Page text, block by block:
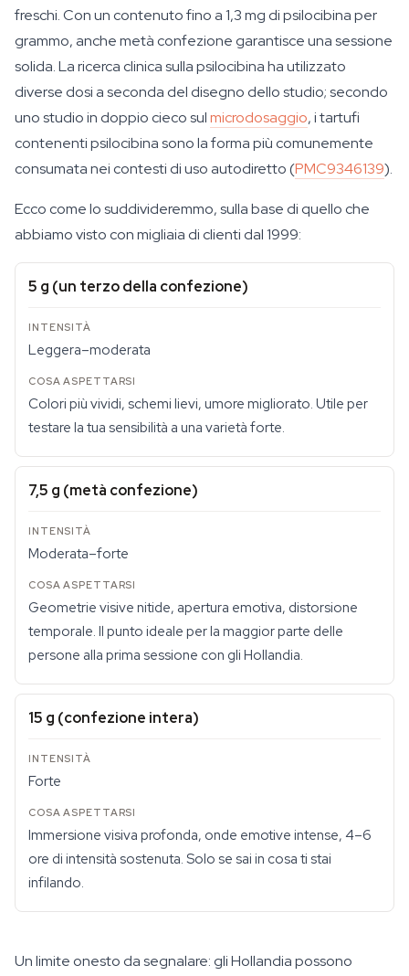
freschi. Con un contenuto fino a 1,3 mg di psilocibina per
grammo, anche metà confezione garantisce una sessione
solida. La ricerca clinica sulla psilocibina ha utilizzato
diverse dosi a seconda del disegno dello studio; secondo
uno studio in doppio cieco sulmicrodosaggio, i tartufi
contenenti psilocibina sono la forma più comunemente
consumata nei contesti di uso autodiretto (PMC9346139).
Ecco come lo suddivideremmo, sulla base di quello che
abbiamo visto con migliaia di clienti dal 1999:
5 g (un terzo della confezione)
Leggera–moderata
Colori più vividi, schemi lievi, umore migliorato. Utile per
testare la tua sensibilità a una varietà forte.
7,5 g (metà confezione)
Moderata–forte
Geometrie visive nitide, apertura emotiva, distorsione
temporale. Il punto ideale per la maggior parte delle
persone alla prima sessione con gli Hollandia.
15 g (confezione intera)
Forte
Immersione visiva profonda, onde emotive intense, 4–6
ore di intensità sostenuta. Solo se sai in cosa ti stai
infilando.
Un limite onesto da segnalare: gli Hollandia possono